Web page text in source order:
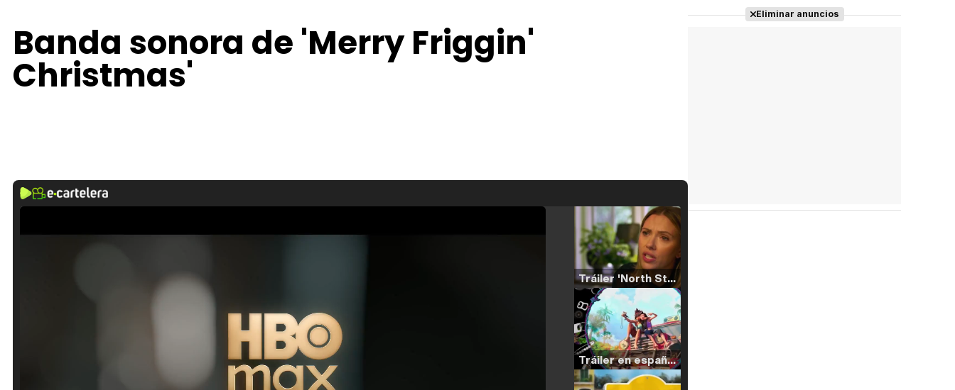
Banda sonora de 'Merry Friggin'
Christmas'
Tráiler 'North Star' (2023)
Tráiler en español de 'La isla olvidada'
Eliminar anuncios